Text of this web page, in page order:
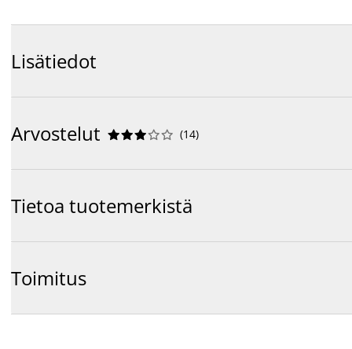
Lisätiedot
Arvostelut 




 (14)
Tietoa tuotemerkistä
Toimitus